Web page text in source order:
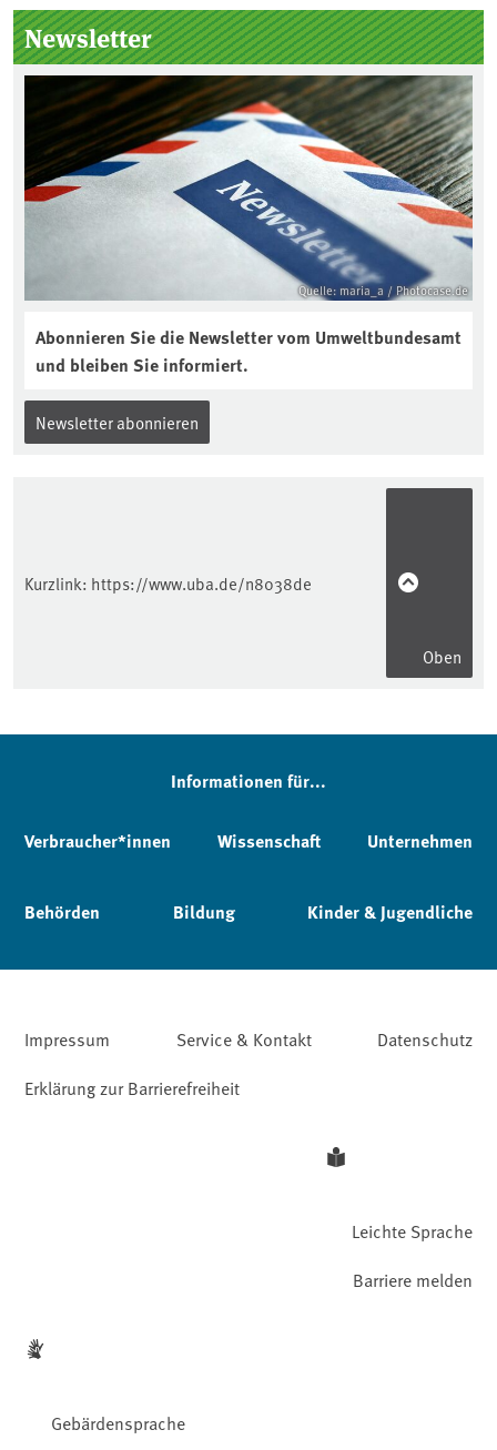
Kuratorium, wie wird der Boden des
Jahres ausgewählt und was passiert
eigentlich während eines solchen
Bodenjahres? Infos dazu gibt es im
aktuellen Podcast „Soilcast“. Jetzt
reinhören:
https://soilcast.de/interview/sc202-
interview-die-kuer-der-krume/
Newsletter
Quelle: maria_a / Photocase.de
Abonnieren Sie die Newsletter vom Umweltbundesamt
und bleiben Sie informiert.
Newsletter abonnieren
Kurzlink: https://www.uba.de/n8038de
Oben
Informationen für...
Verbraucher*innen Wissenschaft Unternehmen
Behörden Bildung Kinder & Jugendliche
Impressum Service & Kontakt
Datenschutz
Erklärung zur Barrierefreiheit
Leichte Sprache
Gebärdensprache
Barriere melden